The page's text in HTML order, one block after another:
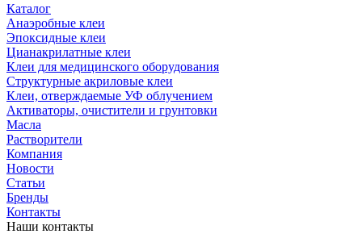
Каталог
Анаэробные клеи
Эпоксидные клеи
Цианакрилатные клеи
Клеи для медицинского оборудования
Структурные акриловые клеи
Клеи, отверждаемые УФ облучением
Активаторы, очистители и грунтовки
Масла
Растворители
Компания
Новости
Статьи
Бренды
Контакты
Наши контакты